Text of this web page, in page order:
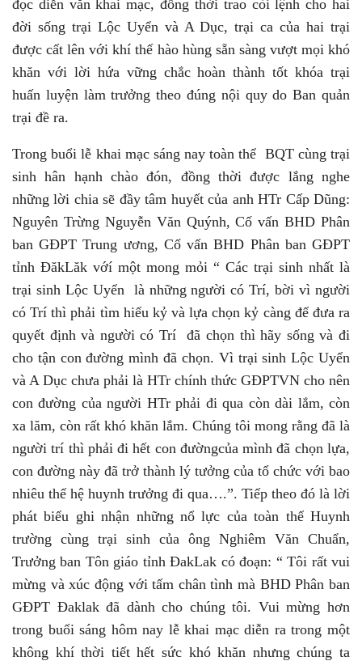
đọc diễn văn khai mạc, đồng thời trao còi lệnh cho hai
đời sống trại Lộc Uyển và A Dục, trại ca của hai trại
được cất lên với khí thế hào hùng sẵn sàng vượt mọi khó
khăn với lời hứa vững chắc hoàn thành tốt khóa trại
huấn luyện làm trưởng theo đúng nội quy do Ban quản
trại đề ra.
Trong buổi lễ khai mạc sáng nay toàn thể BQT cùng trại
sinh hân hạnh chào đón, đồng thời được lắng nghe
những lời chia sẽ đầy tâm huyết của anh HTr Cấp Dũng:
Nguyên Trừng Nguyễn Văn Quýnh, Cố vấn BHD Phân
ban GĐPT Trung ương, Cố vấn BHD Phân ban GĐPT
tỉnh ĐăkLăk vớí một mong mỏi “ Các trại sinh nhất là
trại sinh Lộc Uyển là những người có Trí, bời vì người
có Trí thì phải tìm hiểu kỷ và lựa chọn kỷ càng để đưa ra
quyết định và người có Trí đã chọn thì hãy sống và đi
cho tận con đường mình đã chọn. Vì trại sinh Lộc Uyển
và A Dục chưa phải là HTr chính thức GĐPTVN cho nên
con đường của người HTr phải đi qua còn dài lắm, còn
xa lăm, còn rất khó khăn lắm. Chúng tôi mong rằng đã là
người trí thì phải đi hết con đườngcủa mình đã chọn lựa,
con đường này đã trở thành lý tưởng của tổ chức với bao
nhiêu thế hệ huynh trưởng đi qua….”. Tiếp theo đó là lời
phát biểu ghi nhận những nổ lực của toàn thể Huynh
trường cùng trại sinh của ông Nghiêm Văn Chuẩn,
Trưởng ban Tôn giáo tỉnh ĐakLak có đoạn: “ Tôi rất vui
mừng và xúc động với tấm chân tình mà BHD Phân ban
GĐPT Đaklak đã dành cho chúng tôi. Vui mừng hơn
trong buổi sáng hôm nay lễ khai mạc diễn ra trong một
không khí thời tiết hết sức khó khăn nhưng chúng ta